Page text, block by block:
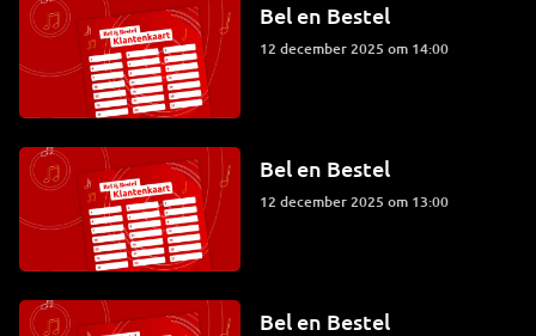
Bel en Bestel
12 december 2025 om 14:00
Bel en Bestel
12 december 2025 om 13:00
Bel en Bestel